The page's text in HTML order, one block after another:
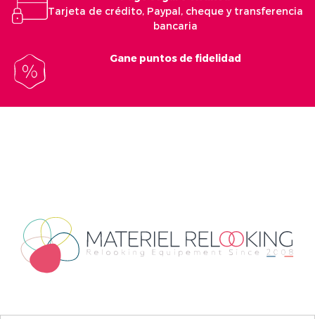
Tarjeta de crédito, Paypal, cheque y transferencia
bancaria
Gane puntos de fidelidad